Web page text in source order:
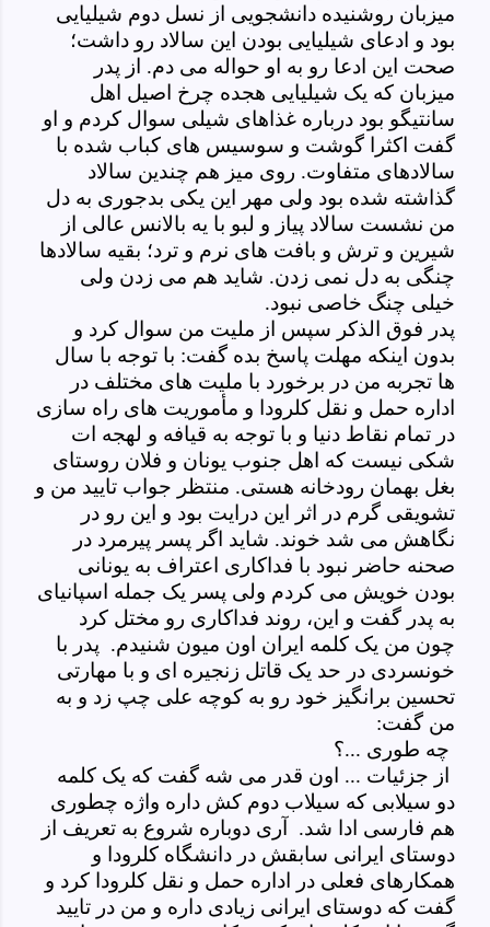
میزبان روشنیده دانشجویی از نسل دوم شیلیایی
بود و ادعای شیلیایی بودن این سالاد رو داشت؛
صحت این ادعا رو به او حواله می دم. از پدر
میزبان که یک شیلیایی هجده چرخ اصیل اهل
سانتیگو بود درباره غذاهای شیلی سوال کردم و او
گفت اکثرا گوشت و سوسیس های کباب شده با
سالادهای متفاوت. روی میز هم چندین سالاد
گذاشته شده بود ولی مهر این یکی بدجوری به دل
من نشست سالاد پیاز و لبو با یه بالانس عالی از
شیرین و ترش و بافت های نرم و ترد؛ بقیه سالادها
چنگی به دل نمی زدن. شاید هم می زدن ولی
خیلی چنگ خاصی نبود.
پدر فوق الذکر سپس از ملیت من سوال کرد و
بدون اینکه مهلت پاسخ بده گفت: با توجه با سال
ها تجربه من در برخورد با ملیت های مختلف در
اداره حمل و نقل کلرودا و مأموریت های راه سازی
در تمام نقاط دنیا و با توجه به قیافه و لهجه ات
شکی نیست که اهل جنوب یونان و فلان روستای
بغل بهمان رودخانه هستی. منتظر جواب تایید من و
تشویقی گرم در اثر این درایت بود و این رو در
نگاهش می شد خوند. شاید اگر پسر پیرمرد در
صحنه حاضر نبود با فداکاری اعتراف به یونانی
بودن خویش می کردم ولی پسر یک جمله اسپانیای
به پدر گفت و این، روند فداکاری رو مختل کرد
چون من یک کلمه ایران اون میون شنیدم. پدر با
خونسردی در حد یک قاتل زنجیره ای و با مهارتی
تحسین برانگیز خود رو به کوچه علی چپ زد و به
من گفت:
چه طوری ...؟
از جزئیات ... اون قدر می شه گفت که یک کلمه
دو سیلابی که سیلاب دوم کش داره واژه چطوری
هم فارسی ادا شد. آری دوباره شروع به تعریف از
دوستای ایرانی سابقش در دانشگاه کلرودا و
همکارهای فعلی در اداره حمل و نقل کلرودا کرد و
گفت که دوستای ایرانی زیادی داره و من در تایید